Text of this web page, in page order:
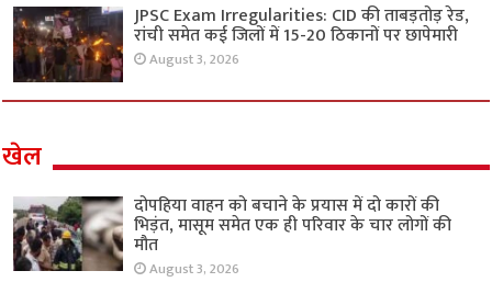
JPSC Exam Irregularities: CID की ताबड़तोड़ रेड,
रांची समेत कई जिलों में 15-20 ठिकानों पर छापेमारी
August 3, 2026
खेल
दोपहिया वाहन को बचाने के प्रयास में दो कारों की
भिड़ंत, मासूम समेत एक ही परिवार के चार लोगों की
मौत
August 3, 2026